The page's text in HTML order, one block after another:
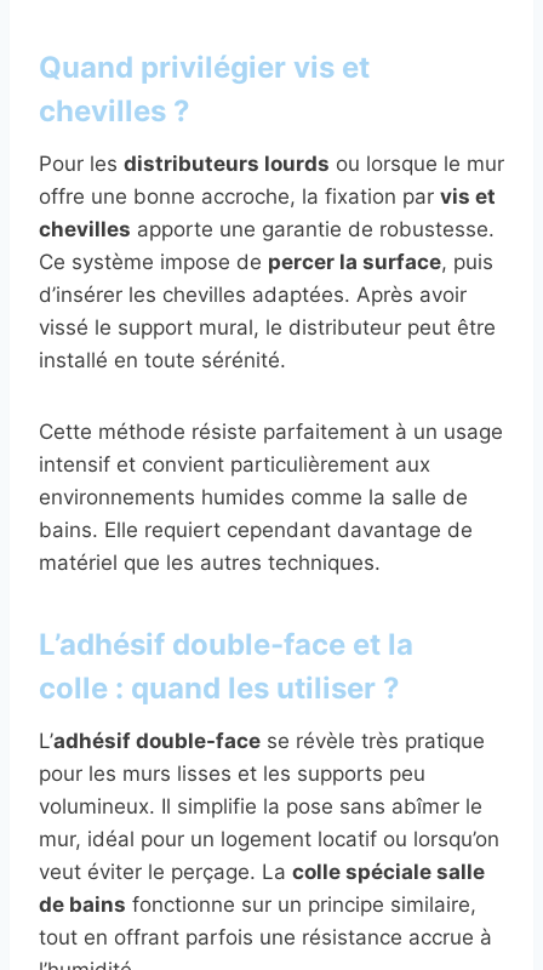
Quand privilégier vis et
chevilles ?
Pour les distributeurs lourds ou lorsque le mur
offre une bonne accroche, la fixation par vis et
chevilles apporte une garantie de robustesse.
Ce système impose de percer la surface, puis
d’insérer les chevilles adaptées. Après avoir
vissé le support mural, le distributeur peut être
installé en toute sérénité.
Cette méthode résiste parfaitement à un usage
intensif et convient particulièrement aux
environnements humides comme la salle de
bains. Elle requiert cependant davantage de
matériel que les autres techniques.
L’adhésif double-face et la
colle : quand les utiliser ?
L’adhésif double-face se révèle très pratique
pour les murs lisses et les supports peu
volumineux. Il simplifie la pose sans abîmer le
mur, idéal pour un logement locatif ou lorsqu’on
veut éviter le perçage. La colle spéciale salle
de bains fonctionne sur un principe similaire,
tout en offrant parfois une résistance accrue à